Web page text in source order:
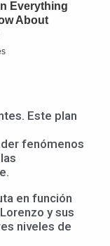
Este plan
fenómenos
en función
y sus
niveles de